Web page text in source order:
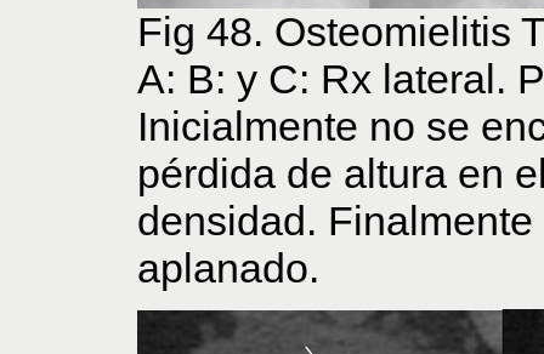
Fig 48. Osteomielitis
A: B: y C: Rx lateral.
Inicialmente no se
pérdida de altura en
densidad.
aplanado.